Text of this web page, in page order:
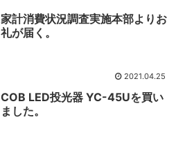
家計消費状況調査実施本部よりお
礼が届く。
2021.04.25
COB LED投光器 YC-45Uを買い
ました。